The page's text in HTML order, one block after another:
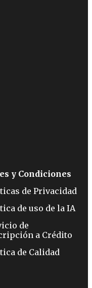
y Condiciones
de Privacidad
de uso de la IA
de
a Crédito
de Calidad